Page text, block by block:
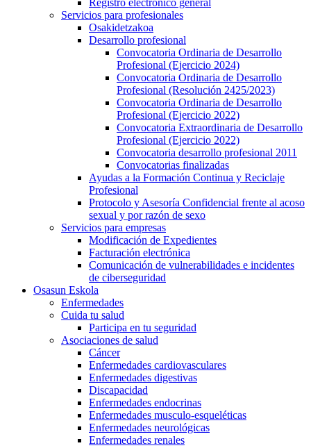
Registro electrónico general
Servicios para profesionales
Osakidetzakoa
Desarrollo profesional
Convocatoria Ordinaria de Desarrollo
Profesional (Ejercicio 2024)
Convocatoria Ordinaria de Desarrollo
Profesional (Resolución 2425/2023)
Convocatoria Ordinaria de Desarrollo
Profesional (Ejercicio 2022)
Convocatoria Extraordinaria de Desarrollo
Profesional (Ejercicio 2022)
Convocatoria desarrollo profesional 2011
Convocatorias finalizadas
Ayudas a la Formación Continua y Reciclaje
Profesional
Protocolo y Asesoría Confidencial frente al acoso
sexual y por razón de sexo
Servicios para empresas
Modificación de Expedientes
Facturación electrónica
Comunicación de vulnerabilidades e incidentes
de ciberseguridad
Osasun Eskola
Enfermedades
Cuida tu salud
Participa en tu seguridad
Asociaciones de salud
Cáncer
Enfermedades cardiovasculares
Enfermedades digestivas
Discapacidad
Enfermedades endocrinas
Enfermedades musculo-esqueléticas
Enfermedades neurológicas
Enfermedades renales